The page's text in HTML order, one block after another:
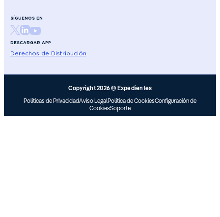
SÍGUENOS EN
DESCARGAR APP
Derechos de Distribución
Copyright 2026 © Expedientes
Políticas de PrivacidadAviso LegalPolítica de CookiesConfiguración de
CookiesSoporte